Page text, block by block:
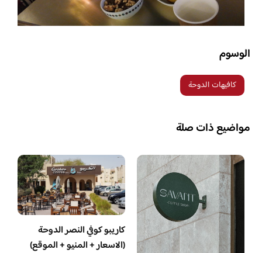
الوسوم
كافيهات الدوحة
مواضيع ذات صلة
كاريبو كوفي النصر الدوحة
(الاسعار + المنيو + الموقع)